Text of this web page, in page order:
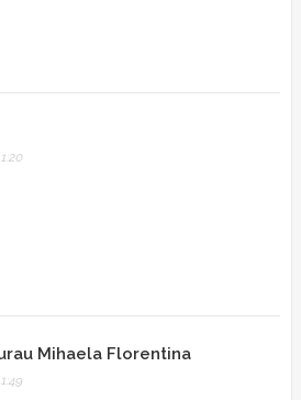
Mihaela Florentina